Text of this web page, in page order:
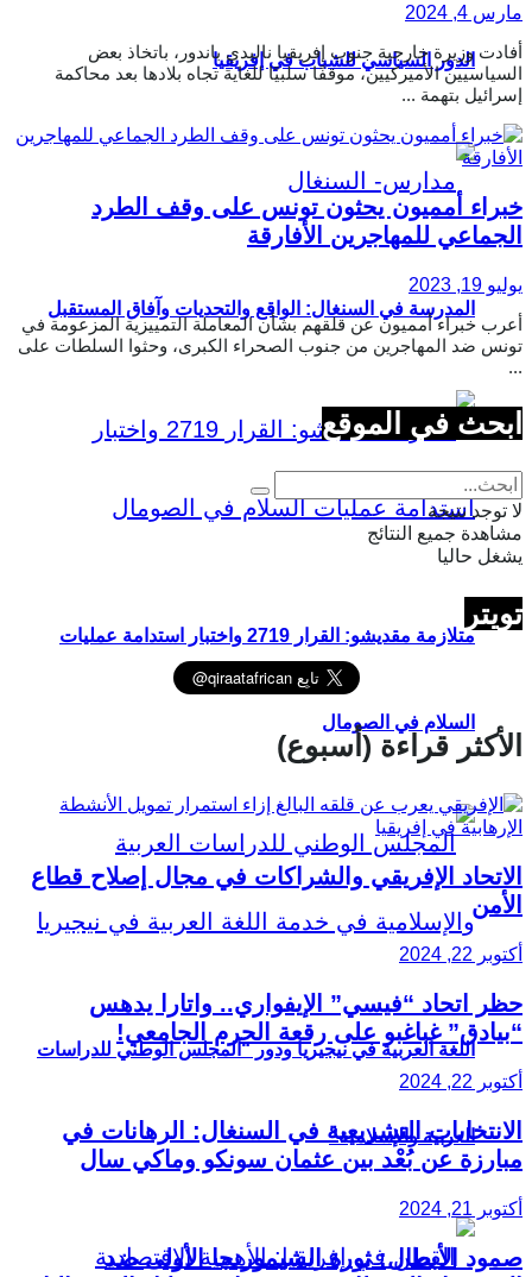
الدور السياسي للشباب في إفريقيا
المدرسة في السنغال: الواقع والتحديات وآفاق المستقبل
متلازمة مقديشو: القرار 2719 واختبار استدامة عمليات
السلام في الصومال
اللغة العربية في نيجيريا ودور “المجلس الوطني للدراسات
العربية والإسلامية”
مارس 4, 2024
أفادت وزيرة خارجية جنوب إفريقيا ناليدي باندور، باتخاذ بعض
السياسيين الأميركيين، موقفًا سلبيًا للغاية تجاه بلادها بعد محاكمة
إسرائيل بتهمة ...
خبراء أمميون يحثون تونس على وقف الطرد
الجماعي للمهاجرين الأفارقة
يوليو 19, 2023
أعرب خبراء أمميون عن قلقهم بشأن المعاملة التمييزية المزعومة في
تونس ضد المهاجرين من جنوب الصحراء الكبرى، وحثوا السلطات على
...
ابحث في الموقع
لا توجد نتيجة
مشاهدة جميع النتائج
يشغل حاليا
تويتر
الأكثر قراءة (أسبوع)
الاتحاد الإفريقي والشراكات في مجال إصلاح قطاع
الأمن
أكتوبر 22, 2024
حظر اتحاد “فيسي” الإيفواري.. واتارا يدهس
“بيادق” غباغبو على رقعة الحرم الجامعي!
أكتوبر 22, 2024
الانتخابات التشريعية في السنغال: الرهانات في
مبارزة عن بُعْد بين عثمان سونكو وماكي سال
أكتوبر 21, 2024
صمود الأبطال: ثورة الشيمورنجا الأولى ضد